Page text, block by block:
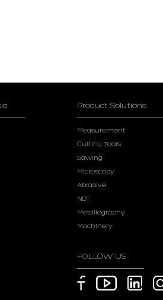
Product Solutions
Measurement
Cutting Tools
Sawing
Microscopy
Abrasive
NDT
Metallography
Machinery
FOLLOW US